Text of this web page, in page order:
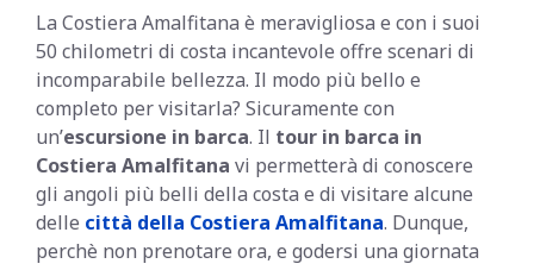
La Costiera Amalfitana è meravigliosa e con i suoi
50 chilometri di costa incantevole offre scenari di
incomparabile bellezza. Il modo più bello e
completo per visitarla? Sicuramente con
un’escursione in barca. Il tour in barca in
Costiera Amalfitana vi permetterà di conoscere
gli angoli più belli della costa e di visitare alcune
delle città della Costiera Amalfitana. Dunque,
perchè non prenotare ora, e godersi una giornata